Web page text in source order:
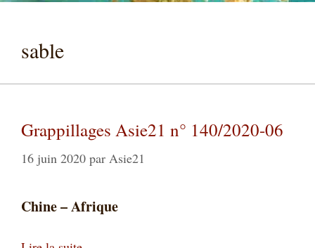
sable
Grappillages Asie21 n° 140/2020-06
16 juin 2020 par Asie21
Chine – Afrique